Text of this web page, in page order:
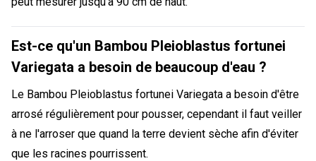
Est-ce qu'un Bambou Pleioblastus fortunei
Variegata a besoin de beaucoup d'eau ?
Le Bambou Pleioblastus fortunei Variegata a besoin d'être
arrosé régulièrement pour pousser, cependant il faut veiller
à ne l'arroser que quand la terre devient sèche afin d'éviter
que les racines pourrissent.